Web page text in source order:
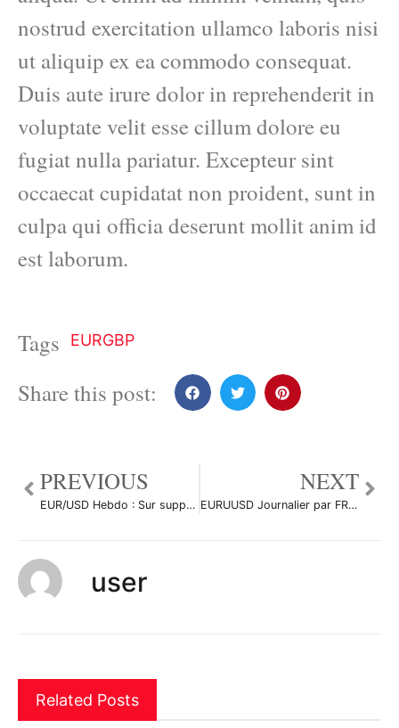
nostrud exercitation ullamco laboris nisi
ut aliquip ex ea commodo consequat.
Duis aute irure dolor in reprehenderit in
voluptate velit esse cillum dolore eu
fugiat nulla pariatur. Excepteur sint
occaecat cupidatat non proident, sunt in
culpa qui officia deserunt mollit anim id
est laborum.
Tags EURGBP
Share this post:
PREVIOUS
EUR/USD Hebdo : Sur support mais baissier à terme par Antoine-Diabolo
NEXT
EURUUSD Journalier par FRsalv
user
Related Posts